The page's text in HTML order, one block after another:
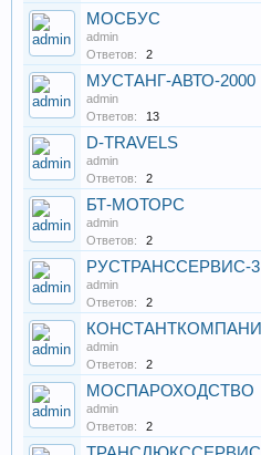
МОСБУС
admin
Ответов:
2
МУСТАНГ-АВТО-2000
admin
Ответов:
13
D-TRAVELS
admin
Ответов:
2
БТ-МОТОРС
admin
Ответов:
2
РУСТРАНССЕРВИС-3
admin
Ответов:
2
КОНСТАНТКОМПАНИ
admin
Ответов:
2
МОСПАРОХОДСТВО
admin
Ответов:
2